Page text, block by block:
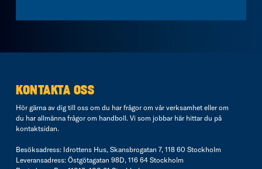
KONTAKTA OSS
Hör gärna av dig till oss om du har frågor om vår verksamhet eller om
du har allmänna frågor om handboll. Vi som jobbar här hittar du på
kontaktsidan.
Besöksadress: Idrottens Hus, Skansbrogatan 7, 118 60 Stockholm
Leveransadress: Östgötagatan 98D, 116 64 Stockholm